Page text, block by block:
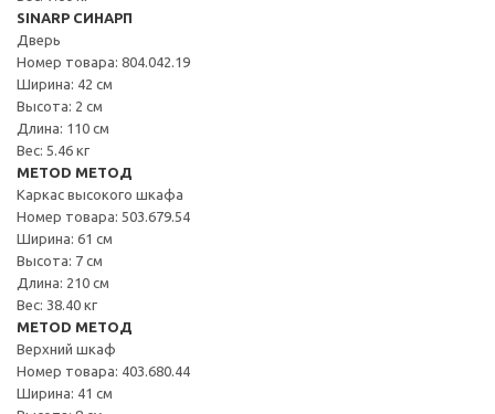
SINARP СИНАРП
Дверь
Номер товара: 804.042.19
Ширина: 42 см
Высота: 2 см
Длина: 110 см
Вес: 5.46 кг
METOD МЕТОД
Каркас высокого шкафа
Номер товара: 503.679.54
Ширина: 61 см
Высота: 7 см
Длина: 210 см
Вес: 38.40 кг
METOD МЕТОД
Верхний шкаф
Номер товара: 403.680.44
Ширина: 41 см